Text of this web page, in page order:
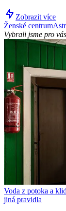
Zobrazit více
Ženské centrum
Vybrali jsme pro vás
Voda z potoka a
jiná pravidla